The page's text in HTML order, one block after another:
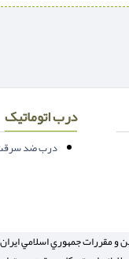
درب اتوماتیک
درب ضد
و مقررات جمهوري اسلامي